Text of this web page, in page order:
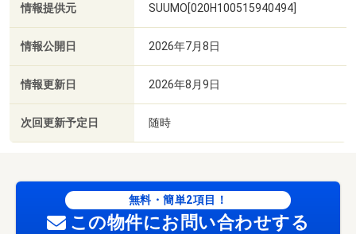
情報提供元 SUUMO[020H100515940494]
情報公開日 2026年7月8日
情報更新日 2026年8月9日
次回更新予定日 随時
無料・簡単2項目！
この物件にお問い合わせする